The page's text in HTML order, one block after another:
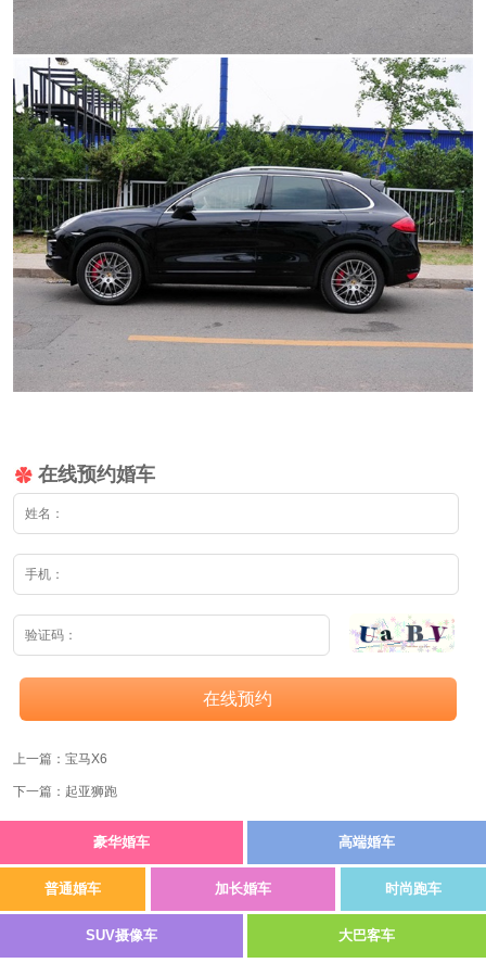
在线预约婚车
在线预约
上一篇： 宝马X6
下一篇： 起亚狮跑
豪华婚车 高端婚车
普通婚车 加长婚车 时尚跑车
SUV摄像车 大巴客车